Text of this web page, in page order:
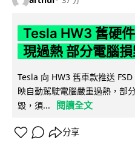
Tesla HW3 舊硬
現過熱 部分電腦
Tesla 向 HW3 舊車款推送
映自動駕駛電腦嚴重過熱，部
毀，須...
閱讀全文
分享